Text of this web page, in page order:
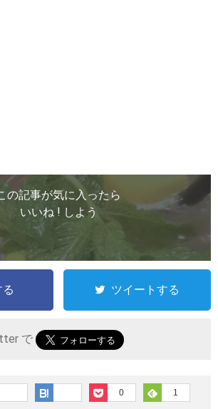
の記事が気に入ったら
いいね ! しよう
ツイートする
で
0 1